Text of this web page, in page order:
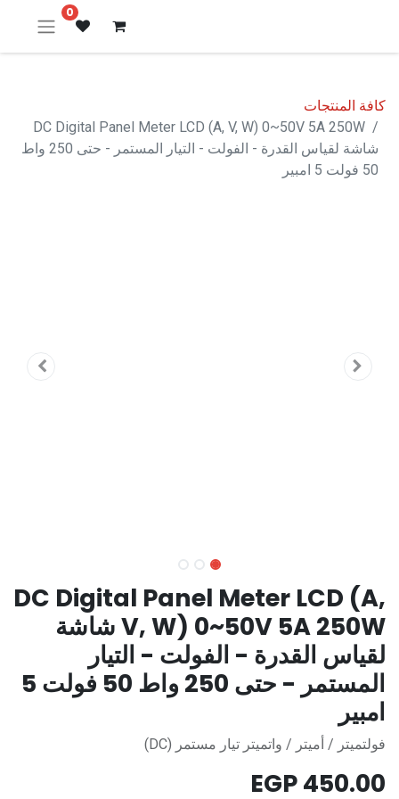
0
كافة المنتجات
DC Digital Panel Meter LCD (A, V, W) 0~50V 5A 250W
شاشة لقياس القدرة - الفولت - التيار المستمر - حتى 250 واط
50 فولت 5 امبير
DC Digital Panel Meter LCD (A,
V, W) 0~50V 5A 250W شاشة
لقياس القدرة - الفولت - التيار
المستمر - حتى 250 واط 50 فولت 5
امبير
فولتميتر / أميتر / واتميتر تيار مستمر (DC)
450.00